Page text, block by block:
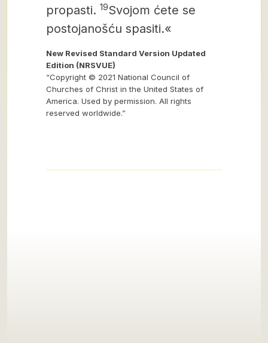
propasti. 19Svojom ćete se
postojanošću spasiti.«
New Revised Standard Version Updated
Edition (NRSVUE)
“Copyright © 2021 National Council of
Churches of Christ in the United States of
America. Used by permission. All rights
reserved worldwide.”